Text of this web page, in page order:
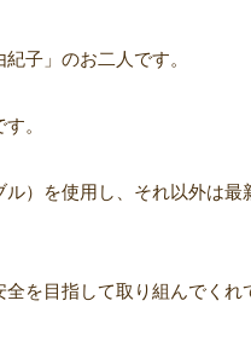
子」のお二人です。
。
）を使用し、それ以外は
を目指して取り組んでくれ